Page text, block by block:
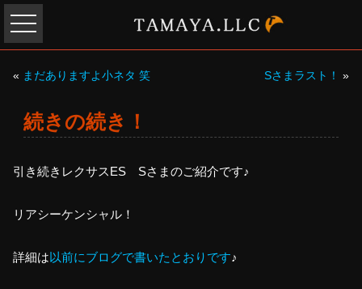
« まだありますよ小ネタ 笑 Sさまラスト！ »
続きの続き！
引き続きレクサスES Sさまのご紹介です♪
リアシーケンシャル！
詳細は以前にブログで書いたとおりです♪